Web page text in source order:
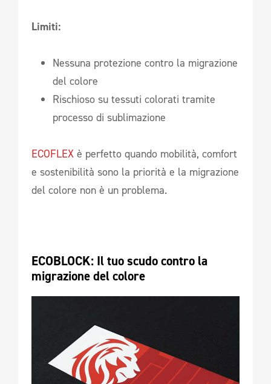
Limiti:
Nessuna protezione contro la migrazione
del colore
Rischioso su tessuti colorati tramite
processo di sublimazione
ECOFLEX è perfetto quando mobilità, comfort
e sostenibilità sono la priorità e la migrazione
del colore non è un problema.
ECOBLOCK: Il tuo scudo contro la
migrazione del colore